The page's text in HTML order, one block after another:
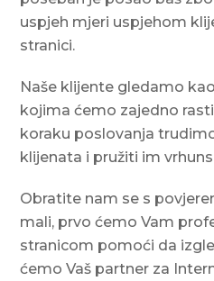
uspjeh mjeri uspjehom
stranici.
Naše klijente gledamo
kojima ćemo zajedno
koraku poslovanja
klijenata i pružiti im
Obratite nam se s
mali, prvo ćemo Vam
stranicom pomoći da
ćemo Vaš partner za